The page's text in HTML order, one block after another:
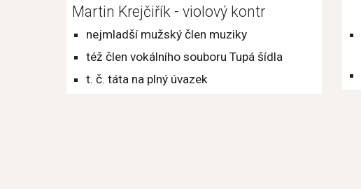
Martin Krejčiřík - violový kontr
nejmladší mužský člen muziky
též člen vokálního souboru Tupá šídla
t. č. táta na plný úvazek